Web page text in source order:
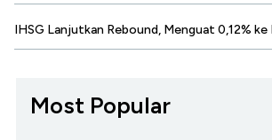
IHSG Lanjutkan Rebound, Menguat 0,12% ke
Most Popular